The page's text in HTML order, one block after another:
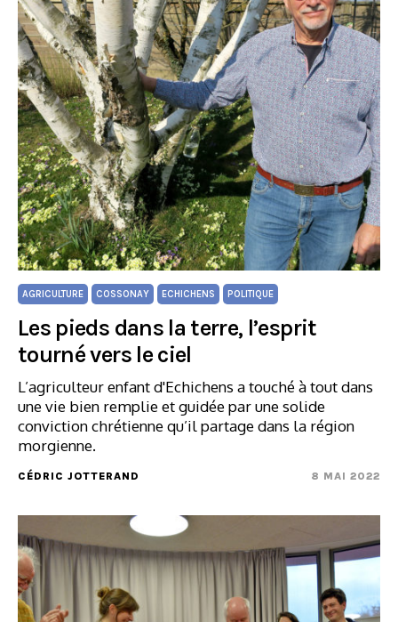
AGRICULTURE COSSONAY ECHICHENS POLITIQUE
Les pieds dans la terre, l’esprit
tourné vers le ciel
L’agriculteur enfant d'Echichens a touché à tout dans
une vie bien remplie et guidée par une solide
conviction chrétienne qu’il partage dans la région
morgienne.
CÉDRIC JOTTERAND 8 MAI 2022